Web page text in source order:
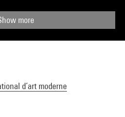
more
d’art moderne